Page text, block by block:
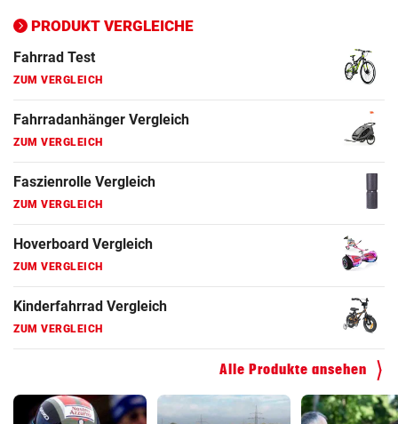
PRODUKT VERGLEICHE
ZUM VERGLEICH
Fahrrad Test
ZUM VERGLEICH
Fahrradanhänger Vergleich
ZUM VERGLEICH
Faszienrolle Vergleich
ZUM VERGLEICH
Hoverboard Vergleich
ZUM VERGLEICH
Kinderfahrrad Vergleich
ZUM VERGLEICH
Alle Produkte ansehen